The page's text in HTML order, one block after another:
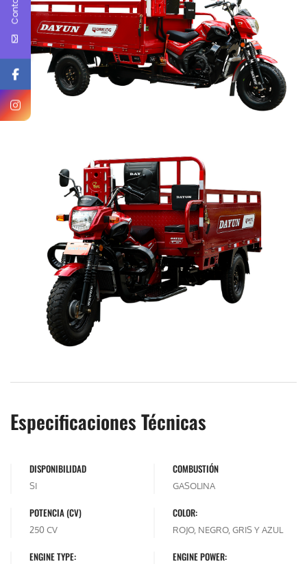
Especificaciones Técnicas
DISPONIBILIDAD
SI
COMBUSTIÓN
GASOLINA
POTENCIA (CV)
250 CV
COLOR:
ROJO, NEGRO, GRIS Y AZUL
ENGINE TYPE: ENGINE POWER: